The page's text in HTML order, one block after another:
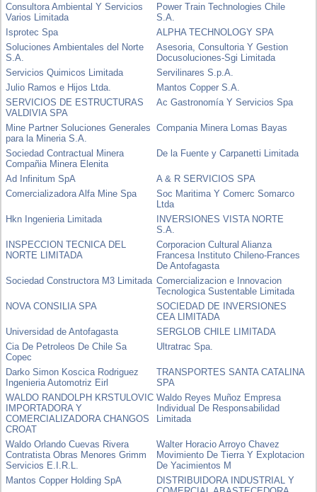
Consultora Ambiental Y Servicios
Varios Limitada
Power Train Technologies Chile
S.A.
Isprotec Spa
ALPHA TECHNOLOGY SPA
Soluciones Ambientales del Norte
S.A.
Asesoria, Consultoria Y Gestion
Docusoluciones-Sgi Limitada
Servicios Quimicos Limitada
Servilinares S.p.A.
Julio Ramos e Hijos Ltda.
Mantos Copper S.A.
SERVICIOS DE ESTRUCTURAS
VALDIVIA SPA
Ac Gastronomía Y Servicios Spa
Mine Partner Soluciones Generales
para la Mineria S.A.
Compania Minera Lomas Bayas
Sociedad Contractual Minera
Compañia Minera Elenita
De la Fuente y Carpanetti Limitada
Ad Infinitum SpA
A & R SERVICIOS SPA
Comercializadora Alfa Mine Spa
Soc Maritima Y Comerc Somarco
Ltda
Hkn Ingenieria Limitada
INVERSIONES VISTA NORTE
S.A.
INSPECCION TECNICA DEL
NORTE LIMITADA
Corporacion Cultural Alianza
Francesa Instituto Chileno-Frances
De Antofagasta
Sociedad Constructora M3 Limitada Comercializacion e Innovacion
Tecnologica Sustentable Limitada
NOVA CONSILIA SPA
SOCIEDAD DE INVERSIONES
CEA LIMITADA
Universidad de Antofagasta
SERGLOB CHILE LIMITADA
Cia De Petroleos De Chile Sa
Copec
Ultratrac Spa.
Darko Simon Koscica Rodriguez
Ingenieria Automotriz Eirl
TRANSPORTES SANTA CATALINA
SPA
WALDO RANDOLPH KRSTULOVIC
IMPORTADORA Y
COMERCIALIZADORA CHANGOS
CROAT
Waldo Reyes Muñoz Empresa
Individual De Responsabilidad
Limitada
Waldo Orlando Cuevas Rivera
Contratista Obras Menores Grimm
Servicios E.I.R.L.
Walter Horacio Arroyo Chavez
Movimiento De Tierra Y Explotacion
De Yacimientos M
Mantos Copper Holding SpA
DISTRIBUIDORA INDUSTRIAL Y